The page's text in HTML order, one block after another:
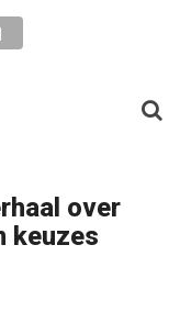
over
keuzes